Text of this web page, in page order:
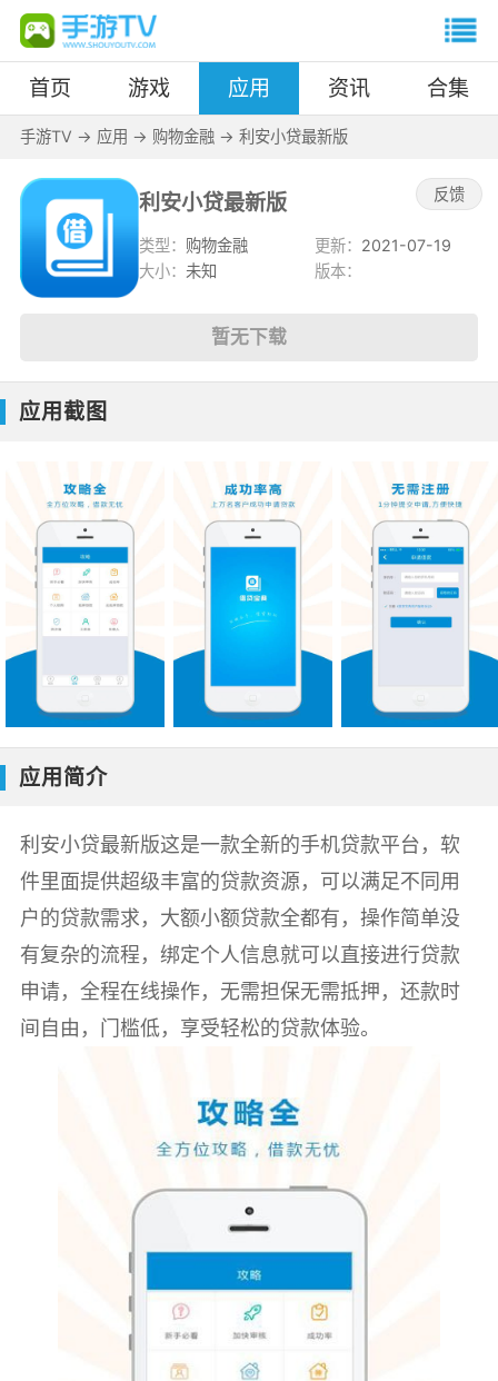
首页 游戏 应用 资讯 合集
手游TV -> 应用 -> 购物金融-> 利安小贷最新版
利安小贷最新版 反馈
类型： 购物金融 更新： 2021-07-19
大小： 未知 版本：
暂无下载
应用截图
应用简介
利安小贷最新版这是一款全新的手机贷款平台，软
件里面提供超级丰富的贷款资源，可以满足不同用
户的贷款需求，大额小额贷款全都有，操作简单没
有复杂的流程，绑定个人信息就可以直接进行贷款
申请，全程在线操作，无需担保无需抵押，还款时
间自由，门槛低，享受轻松的贷款体验。